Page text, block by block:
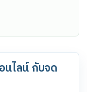
นไลน์ กับจด